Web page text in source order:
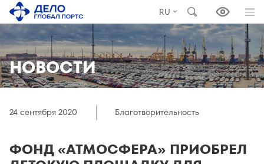
RU
НОВОСТИ
24 сентября 2020 Благотворительность
ФОНД «АТМОСФЕРА» ПРИОБРЕЛ